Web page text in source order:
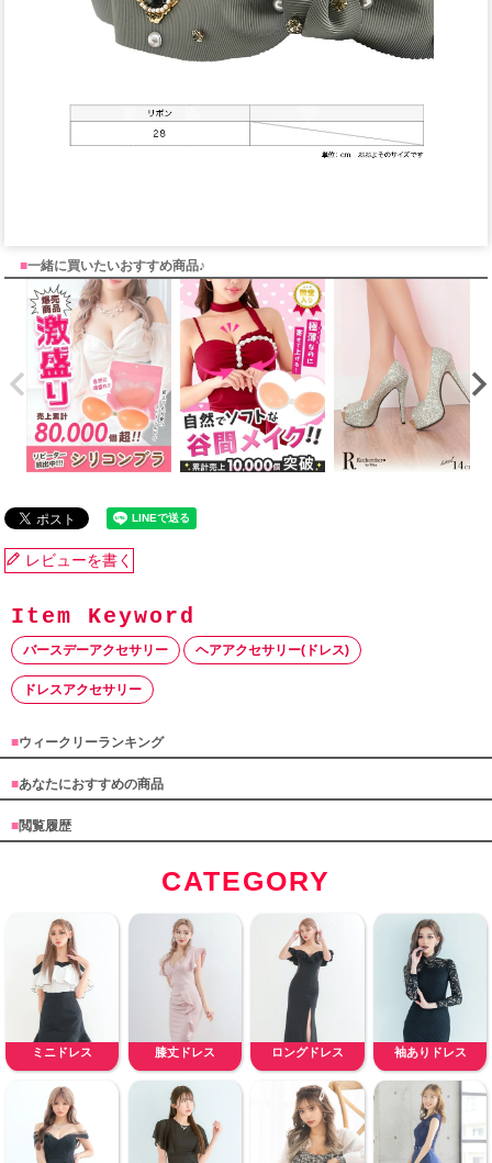
■一緒に買いたいおすすめ商品♪
レビューを書く
バースデーアクセサリー ヘアアクセサリー(ドレス)
ドレスアクセサリー
■ウィークリーランキング
■あなたにおすすめの商品
■閲覧履歴
CATEGORY
ミニドレス 膝丈ドレス ロングドレス 袖ありドレス